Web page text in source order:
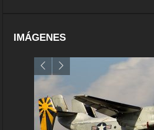
IMÁGENES